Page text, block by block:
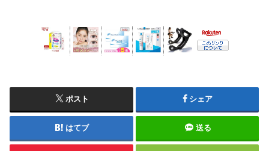
ポスト シェア
はてブ 送る